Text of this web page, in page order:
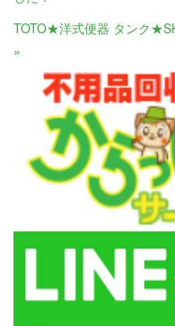
TOTO★洋式便器 タンク
»